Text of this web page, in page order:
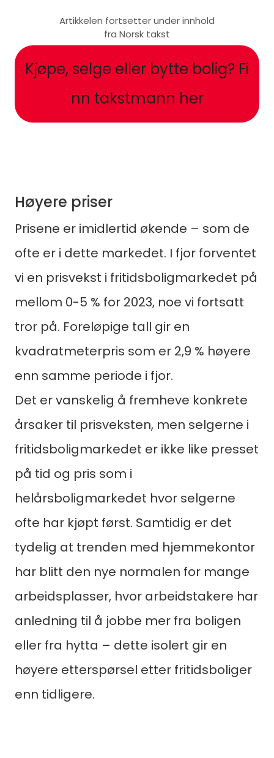
Søk
etter:
Artikkelen fortsetter under innhold
fra Norsk takst
Kjøpe, selge eller bytte bolig? Fi
nn takstmann her
Høyere priser
Prisene er imidlertid økende – som de
ofte er i dette markedet. I fjor forventet
vi en prisvekst i fritidsboligmarkedet på
mellom 0-5 % for 2023, noe vi fortsatt
tror på. Foreløpige tall gir en
kvadratmeterpris som er 2,9 % høyere
enn samme periode i fjor.
Det er vanskelig å fremheve konkrete
årsaker til prisveksten, men selgerne i
fritidsboligmarkedet er ikke like presset
på tid og pris som i
helårsboligmarkedet hvor selgerne
ofte har kjøpt først. Samtidig er det
tydelig at trenden med hjemmekontor
har blitt den nye normalen for mange
arbeidsplasser, hvor arbeidstakere har
anledning til å jobbe mer fra boligen
eller fra hytta – dette isolert gir en
høyere etterspørsel etter fritidsboliger
enn tidligere.